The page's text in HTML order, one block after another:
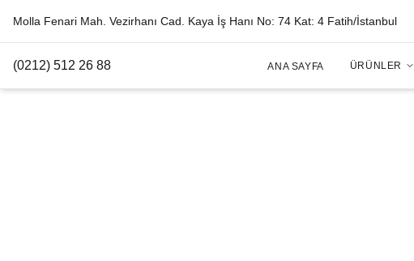
Molla Fenari Mah. Vezirhanı Cad. Kaya İş Hanı No: 74 Kat: 4 Fatih/İstanbul
(0212) 512 26 88 ANA SAYFA ÜRÜNLER